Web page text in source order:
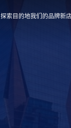
探索目的地我们的品牌新